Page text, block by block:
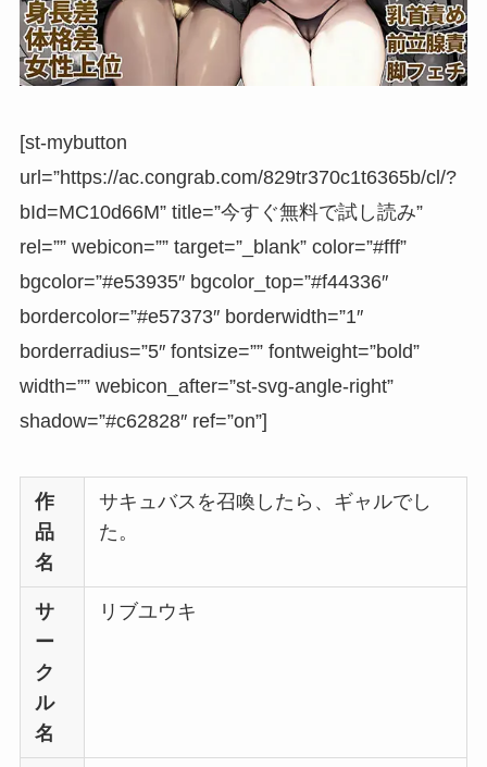
[st-mybutton
url=”https://ac.congrab.com/829tr370c1t6365b/cl/?
bId=MC10d66M” title=”今すぐ無料で試し読み”
rel=”” webicon=”” target=”_blank” color=”#fff”
bgcolor=”#e53935″ bgcolor_top=”#f44336″
bordercolor=”#e57373″ borderwidth=”1″
borderradius=”5″ fontsize=”” fontweight=”bold”
width=”” webicon_after=”st-svg-angle-right”
shadow=”#c62828″ ref=”on”]
作
品
名
サキュバスを召喚したら、ギャルでし
た。
サ
ー
ク
ル
名
リブユウキ